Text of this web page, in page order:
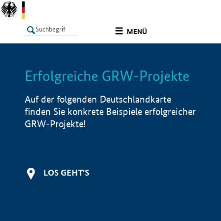
MENÜ
LISTE Info
Erfolgreiche GRW-Projekte
Auf der folgenden Deutschlandkarte
finden Sie konkrete Beispiele erfolgreicher
GRW-Projekte!
LOS GEHT'S